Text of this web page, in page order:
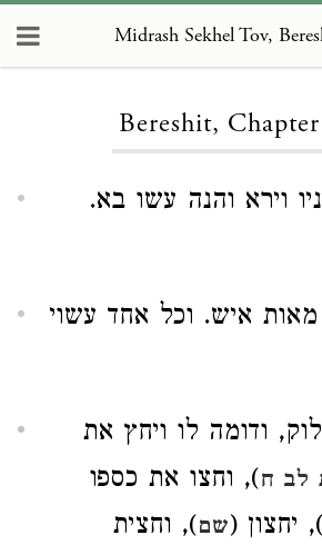
Midrash Sekhel Tov,
Bereshit,
וירא והנה עשו בא.
איש. וכל אחד עשוי
ודומה לו ויחץ את
לב ח), וחצו את כספו
), יחצון (שם), וחצית